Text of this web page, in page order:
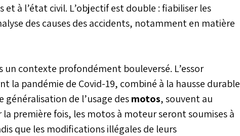
à l’état civil. L’objectif est double : fiabiliser les
des causes des accidents, notamment en matière
contexte profondément bouleversé. L’essor
la pandémie de Covid-19, combiné à la hausse durable
généralisation de l’usage desmotos, souvent au
première fois, les motos à moteur seront soumises à
que les modifications illégales de leurs